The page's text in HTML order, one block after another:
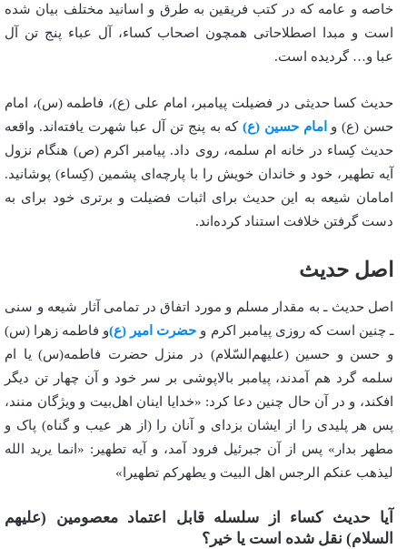
خاصه و عامه که در کتب فریقین به طرق و اسانید مختلف بیان شده
است و مبدا اصطلاحاتی همچون اصحاب کساء، آل عباء پنج تن آل
عبا و… گردیده است.
حدیث کسا حدیثی در فضیلت پیامبر، امام علی (ع)، فاطمه (س)، امام
حسن (ع) و امام حسین (ع)که به پنج تن آل عبا شهرت یافته‌اند. واقعه
حدیث کِساء در خانه ام سلمه، روی داد. پیامبر اکرم (ص) هنگام نزول
آیه تطهیر، خود و خاندان خویش را با پارچه‌ای پشمین (کِساء) پوشانید.
امامان شیعه به این حدیث برای اثبات فضیلت و برتری خود برای به
دست گرفتن خلافت استناد کرده‌اند.
اصل حدیث
اصل حدیث ـ به مقدار مسلم و مورد اتفاق در تمامی آثار شیعه و سنی
ـ چنین است که روزی پیامبر اکرم و حضرت امیر (ع)و فاطمه زهرا (س)
و حسن و حسین (علیهم‌السّلام) در منزل حضرت فاطمه(س) یا‌ ام
سلمه گرد هم آمدند، پیامبر بالاپوشی بر سر خود و آن چهار تن دیگر
افکند، و در آن حال چنین دعا کرد: «خدایا اینان اهل‌بیت و ویژگان منند،
پس هر پلیدی را از ایشان بزدای و آنان را (از هر عیب و گناه) پاک و
مطهر بدار» پس از آن جبرئیل فرود آمد، و آیه تطهیر: «انما یرید الله
لیذهب عنکم الرجس اهل البیت و یطهرکم تطهیرا»
آیا حدیث کساء از سلسله قابل اعتماد معصومین (علیهم
السلام) نقل شده است یا خیر؟